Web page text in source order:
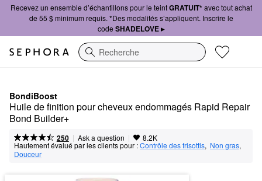
Recevez un ensemble d’échantillons pour le teintGRATUIT*avec tout achat
de 55 $ minimum requis. *Des modalités s’appliquent. Inscrire le
code SHADELOVE ▸
Recherche
BondiBoost
Huile de finition pour cheveux endommagés Rapid Repair
Bond Builder+
250 | Ask a question | 8.2K
Hautement évalué par les clients pour :Contrôle des frisottis, Non gras,
Douceur